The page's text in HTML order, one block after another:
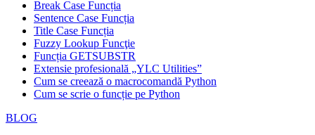
Break Case Funcția
Sentence Case Funcția
Title Case Funcția
Fuzzy Lookup Funcţie
Funcția GETSUBSTR
Extensie profesională „YLC Utilities”
Cum se creează o macrocomandă Python
Cum se scrie o funcție pe Python
BLOG